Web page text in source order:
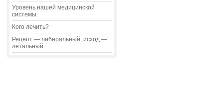
Уровень нашей медицинской
системы
Кого лечить?
Рецепт — либеральный, исход —
летальный